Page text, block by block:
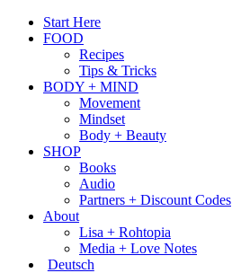
Start Here
FOOD
Recipes
Tips & Tricks
BODY + MIND
Movement
Mindset
Body + Beauty
SHOP
Books
Audio
Partners + Discount Codes
About
Lisa + Rohtopia
Media + Love Notes
Deutsch